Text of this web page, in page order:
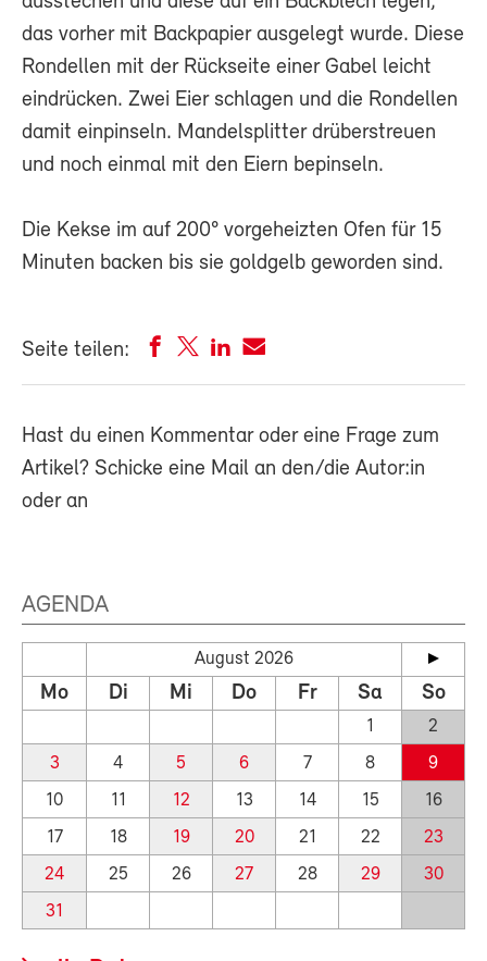
das vorher mit Backpapier ausgelegt wurde. Diese
Rondellen mit der Rückseite einer Gabel leicht
eindrücken. Zwei Eier schlagen und die Rondellen
damit einpinseln. Mandelsplitter drüberstreuen
und noch einmal mit den Eiern bepinseln.
Die Kekse im auf 200° vorgeheizten Ofen für 15
Minuten backen bis sie goldgelb geworden sind.
Seite teilen:
Hast du einen Kommentar oder eine Frage zum
Artikel? Schicke eine Mail an den/die Autor:in
oder an
AGENDA
August 2026
Mo Di Mi Do Fr Sa So
1
2
3
4 5 6 7 8
9
10
11 12 13 14 15
16
17
18 19 20 21 22
23
24
25 26 27 28 29
30
31